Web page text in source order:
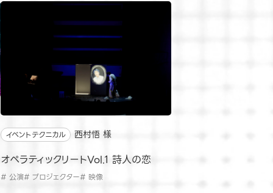
イベントテクニカル 西村悟 様
オペラティックリートVol.1 詩人の恋
# 公演# プロジェクター# 映像